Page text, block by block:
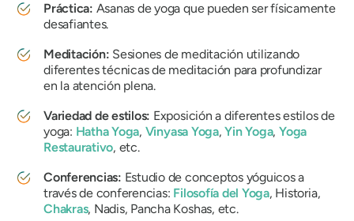
Práctica: Asanas de yoga que pueden ser físicamente
desafiantes.
Meditación: Sesiones de meditación utilizando
diferentes técnicas de meditación para profundizar
en la atención plena.
Variedad de estilos: Exposición a diferentes estilos de
yoga: Hatha Yoga, Vinyasa Yoga,Yin Yoga, Yoga
Restaurativo, etc.
Conferencias: Estudio de conceptos yóguicos a
través de conferencias: Filosofía del Yoga, Historia,
Chakras, Nadis, Pancha Koshas, ​​etc.